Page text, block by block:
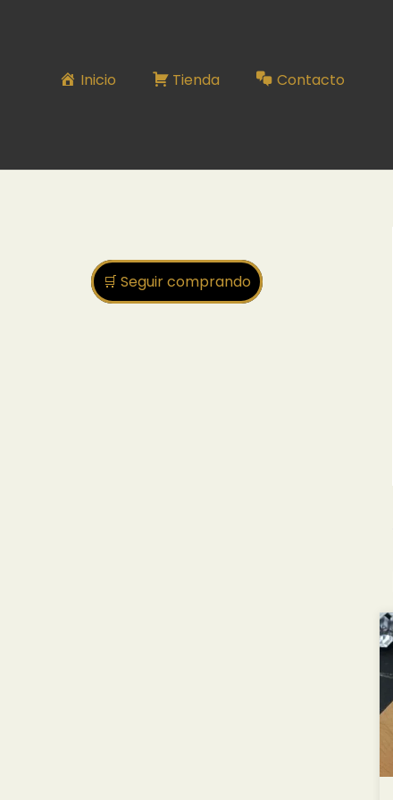
Inicio Tienda Contacto
🛒 Seguir comprando